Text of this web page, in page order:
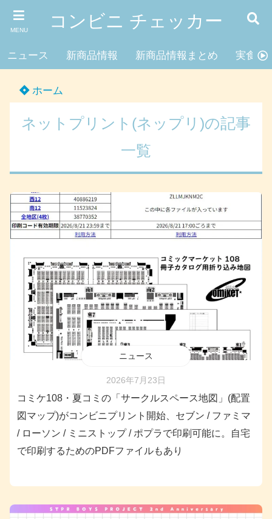
MENU コンビニ チェッカー
ニュース 新商品情報 新商品情報まとめ 実食レ
ホーム
ネットプリント(ネップリ)の記事
一覧
ニュース
2026年7月23日
コミケ108・夏コミの「サークルスペース地図」(配置
図マップ)がコンビニプリント開始、セブン / ファミマ
/ ローソン / ミニストップ / ポプラで印刷可能に。自宅
で印刷するためのPDFファイルもあり